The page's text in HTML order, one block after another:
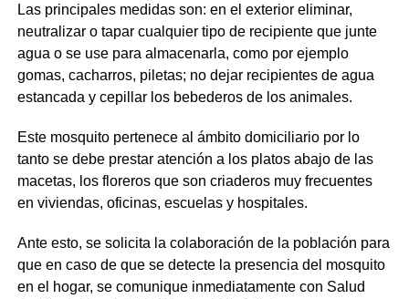
Las principales medidas son: en el exterior eliminar,
neutralizar o tapar cualquier tipo de recipiente que junte
agua o se use para almacenarla, como por ejemplo
gomas, cacharros, piletas; no dejar recipientes de agua
estancada y cepillar los bebederos de los animales.
Este mosquito pertenece al ámbito domiciliario por lo
tanto se debe prestar atención a los platos abajo de las
macetas, los floreros que son criaderos muy frecuentes
en viviendas, oficinas, escuelas y hospitales.
Ante esto, se solicita la colaboración de la población para
que en caso de que se detecte la presencia del mosquito
en el hogar, se comunique inmediatamente con Salud